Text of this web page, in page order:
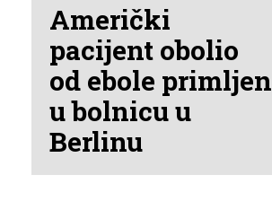
Američki
pacijent obolio
od ebole primljen
u bolnicu u
Berlinu